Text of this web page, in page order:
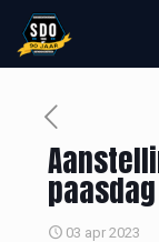
paasdag
03 apr 2023